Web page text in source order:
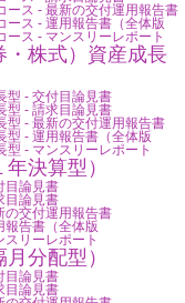
ース - 最新の交付運用報告書
ース - 運用報告書（全体版
ス - マンスリーレポート
・株式）資産成長
型 - 交付目論見書
型 - 請求目論見書
型 - 最新の交付運用報告書
型 - 運用報告書（全体版
- マンスリーレポート
決算型）
目論見書
目論見書
の交付運用報告書
報告書（全体版
リーレポート
分配型）
目論見書
目論見書